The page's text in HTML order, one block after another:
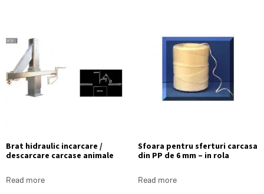
Brat hidraulic incarcare /
descarcare carcase animale
Read more
Sfoara pentru sferturi carcasa
din PP de 6 mm – in rola
Read more